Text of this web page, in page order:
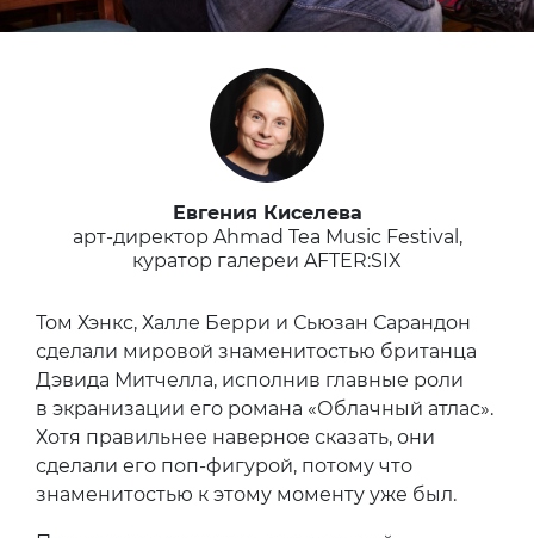
Евгения Киселева
арт-директор Ahmad Tea Music Festival,
куратор галереи AFTER:SIX
Том Хэнкс, Халле Берри и Сьюзан Сарандон
сделали мировой знаменитостью британца
Дэвида Митчелла, исполнив главные роли
в экранизации его романа «Облачный атлас».
Хотя правильнее наверное сказать, они
сделали его поп-фигурой, потому что
знаменитостью к этому моменту уже был.